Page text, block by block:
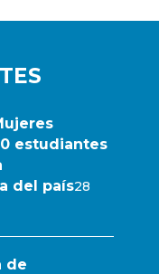
estudiantes
del país28
de